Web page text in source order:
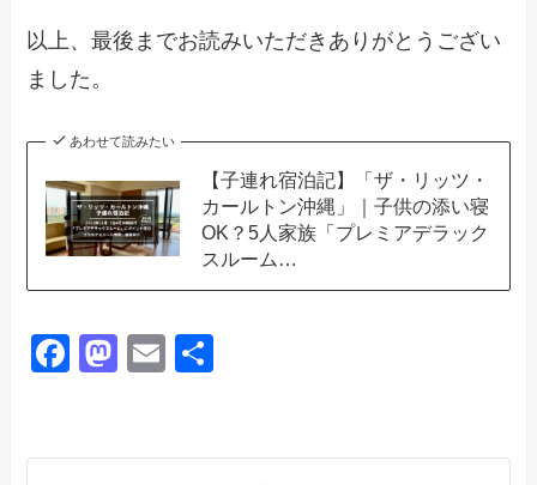
以上、最後までお読みいただきありがとうござい
ました。
あわせて読みたい
【子連れ宿泊記】「ザ・リッツ・
カールトン沖縄」｜子供の添い寝
OK？5人家族「プレミアデラック
スルーム…
F
e
M
o
E